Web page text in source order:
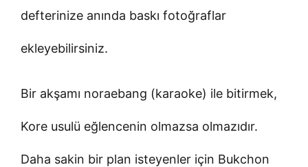
defterinize anında baskı fotoğraflar
ekleyebilirsiniz.
Bir akşamı noraebang (karaoke) ile bitirmek,
Kore usulü eğlencenin olmazsa olmazıdır.
Daha sakin bir plan isteyenler için Bukchon